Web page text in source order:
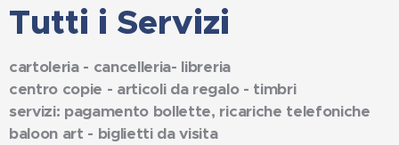
Tutti i Servizi
cartoleria - cancelleria- libreria
centro copie - articoli da regalo - timbri
servizi: pagamento bollette, ricariche telefoniche
baloon art - biglietti da visita